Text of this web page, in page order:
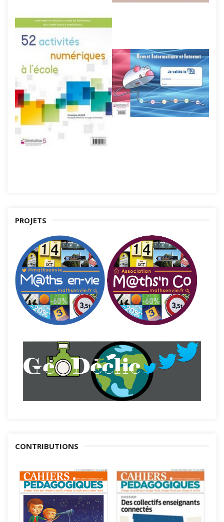
PROJETS
CONTRIBUTIONS